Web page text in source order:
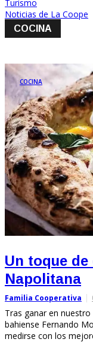
Turismo
Noticias de La Coope
COCINA
COCINA
Un toque
Napolitana
Familia Cooperativa
Tras ganar en
bahiense Fernando
medirse con los